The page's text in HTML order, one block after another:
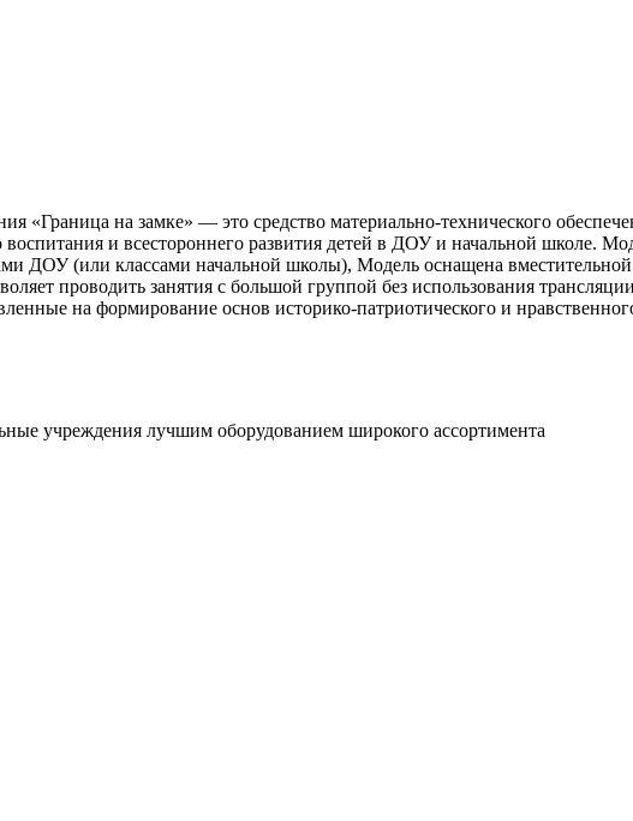
«Граница на замке» — это средство материально-технического
и всестороннего развития детей в ДОУ и начальной школе.
ДОУ (или классами начальной школы), Модель оснащена вместительной
проводить занятия с большой группой без использования
на формирование основ историко-патриотического и
учреждения лучшим оборудованием широкого ассортимента